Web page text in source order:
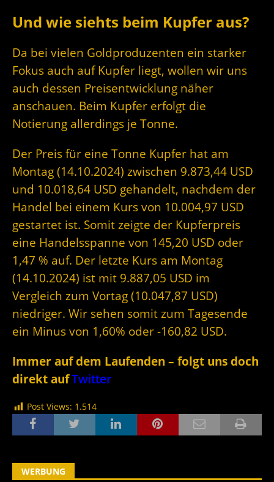
Und wie siehts beim Kupfer aus?
Da bei vielen Goldproduzenten ein starker
Fokus auch auf Kupfer liegt, wollen wir uns
auch dessen Preisentwicklung näher
anschauen. Beim Kupfer erfolgt die
Notierung allerdings je Tonne.
Der Preis für eine Tonne Kupfer hat am
Montag (14.10.2024) zwischen 9.873,44 USD
und 10.018,64 USD gehandelt, nachdem der
Handel bei einem Kurs von 10.004,97 USD
gestartet ist. Somit zeigte der Kupferpreis
eine Handelsspanne von 145,20 USD oder
1,47 % auf. Der letzte Kurs am Montag
(14.10.2024) ist mit 9.887,05 USD im
Vergleich zum Vortag (10.047,87 USD)
niedriger. Wir sehen somit zum Tagesende
ein Minus von 1,60% oder -160,82 USD.
Immer auf dem Laufenden – folgt uns doch
direkt aufTwitter
Post Views: 1.514
WERBUNG